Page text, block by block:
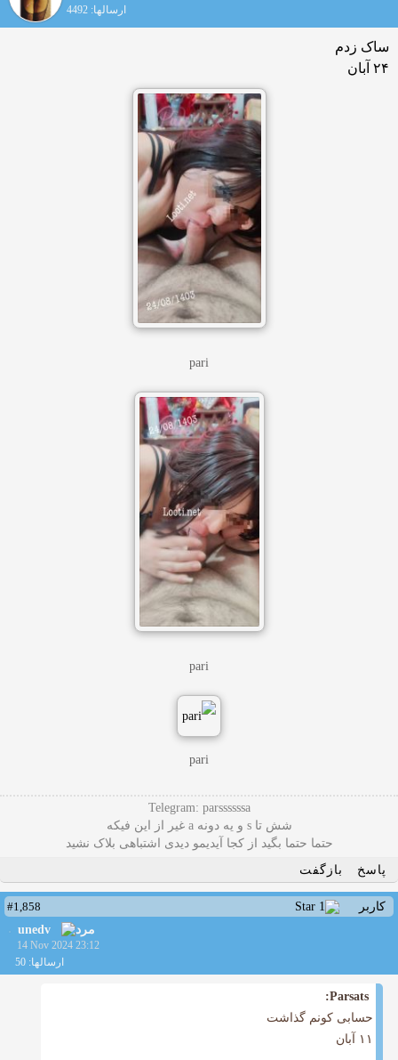
ارسالها: 4492
ساک زدم
۲۴ آبان
pari
pari
pari
Telegram: parssssssa
شش تا s و یه دونه a غیر از این فیکه
حتما حتما بگید از کجا آیدیمو دیدی اشتباهی بلاک نشید
پاسخ
بازگفت
کاربر
#1,858
unedv
14 Nov 2024 23:12
ارسالها: 50
Parsats:
حسابی کونم گذاشت
۱۱ آبان